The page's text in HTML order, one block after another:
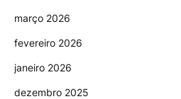
março 2026
fevereiro 2026
janeiro 2026
dezembro 2025